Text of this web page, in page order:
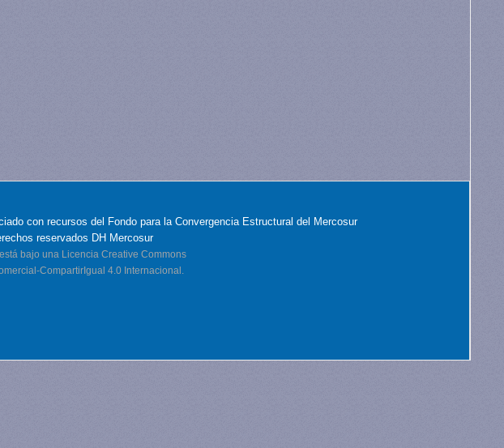
con recursos del Fondo para la Convergencia Estructural del Mercosur
reservados DH Mercosur
bajo una Licencia Creative Commons
CompartirIgual 4.0 Internacional.